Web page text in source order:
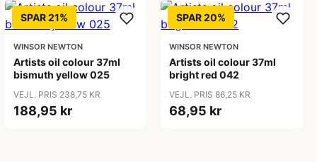
SPAR 21%
WINSOR NEWTON
Artists oil colour 37ml
bismuth yellow 025
VEJL. PRIS 238,75 KR
188,95 kr
SPAR 20%
WINSOR NEWTON
Artists oil colour 37ml
bright red 042
VEJL. PRIS 86,25 KR
68,95 kr